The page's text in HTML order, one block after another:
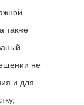
также
не
и для